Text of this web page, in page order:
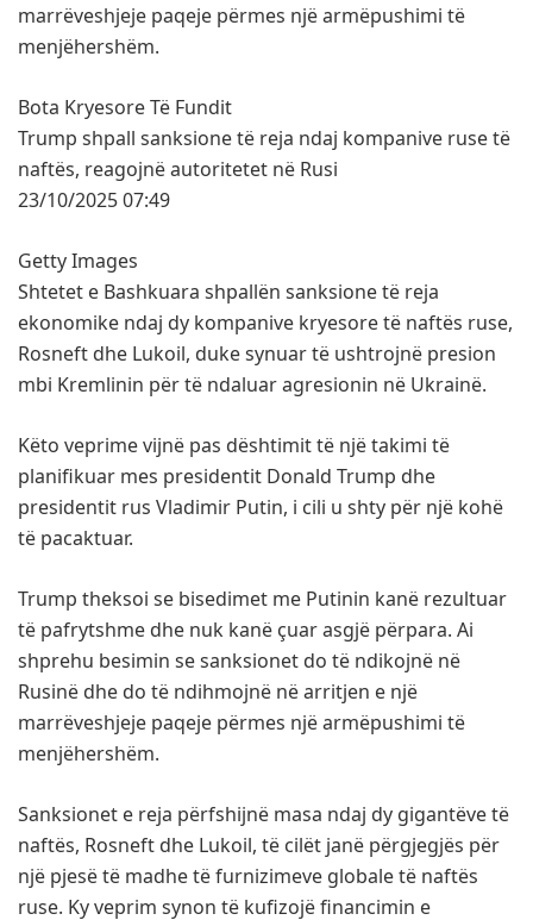
marrëveshjeje paqeje përmes një armëpushimi të
menjëhershëm.
Bota Kryesore Të Fundit
Trump shpall sanksione të reja ndaj kompanive ruse të
naftës, reagojnë autoritetet në Rusi
23/10/2025 07:49
Getty Images
Shtetet e Bashkuara shpallën sanksione të reja
ekonomike ndaj dy kompanive kryesore të naftës ruse,
Rosneft dhe Lukoil, duke synuar të ushtrojnë presion
mbi Kremlinin për të ndaluar agresionin në Ukrainë.
Këto veprime vijnë pas dështimit të një takimi të
planifikuar mes presidentit Donald Trump dhe
presidentit rus Vladimir Putin, i cili u shty për një kohë
të pacaktuar.
Trump theksoi se bisedimet me Putinin kanë rezultuar
të pafrytshme dhe nuk kanë çuar asgjë përpara. Ai
shprehu besimin se sanksionet do të ndikojnë në
Rusinë dhe do të ndihmojnë në arritjen e një
marrëveshjeje paqeje përmes një armëpushimi të
menjëhershëm.
Sanksionet e reja përfshijnë masa ndaj dy gigantëve të
naftës, Rosneft dhe Lukoil, të cilët janë përgjegjës për
një pjesë të madhe të furnizimeve globale të naftës
ruse. Ky veprim synon të kufizojë financimin e